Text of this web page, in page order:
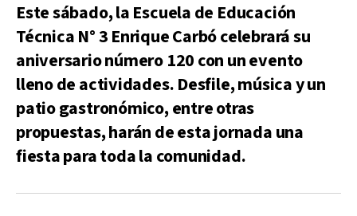
Este sábado, la Escuela de Educación
Técnica N° 3 Enrique Carbó celebrará su
aniversario número 120 con un evento
lleno de actividades. Desfile, música y un
patio gastronómico, entre otras
propuestas, harán de esta jornada una
fiesta para toda la comunidad.